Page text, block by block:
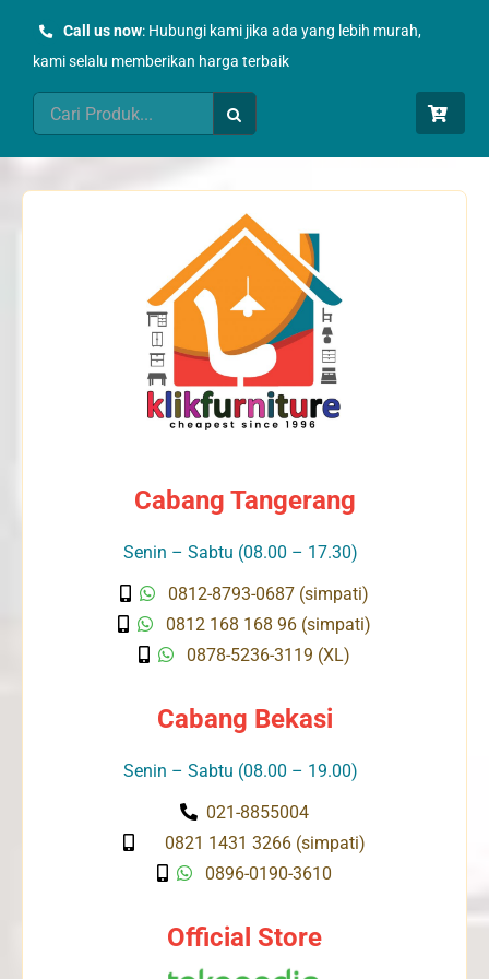
Call us now: Hubungi kami jika ada yang lebih murah,
kami selalu memberikan harga terbaik
Search
for:
Cabang Tangerang
Senin – Sabtu (08.00 – 17.30)
0812-8793-0687 (simpati)
0812 168 168 96 (simpati)
0878-5236-3119 (XL)
Cabang Bekasi
Senin – Sabtu (08.00 – 19.00)
021-8855004
0821 1431 3266 (simpati)
0896-0190-3610
Official Store